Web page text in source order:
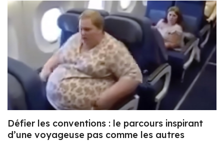
Défier les conventions : le parcours inspirant
d’une voyageuse pas comme les autres